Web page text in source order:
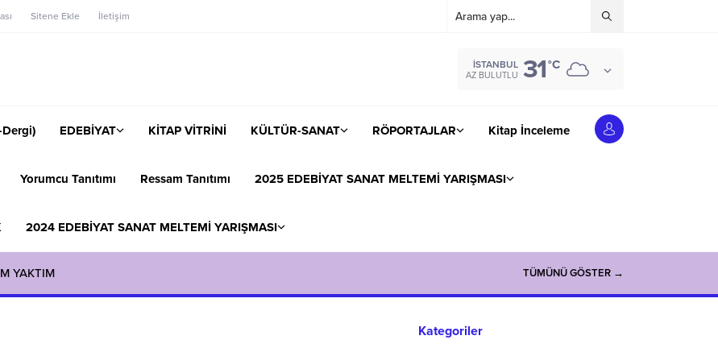
Sitene Ekle İletişim
İSTANBUL
AZ BULUTLU 31°C
Dergi) EDEBİYAT KİTAP VİTRİNİ KÜLTÜR-SANAT RÖPORTAJLAR Kitap İnceleme
Yorumcu Tanıtımı Ressam Tanıtımı 2025 EDEBİYAT SANAT MELTEMİ YARIŞMASI
2024 EDEBİYAT SANAT MELTEMİ YARIŞMASI
YAKTIM TÜMÜNÜ GÖSTER →
Kategoriler